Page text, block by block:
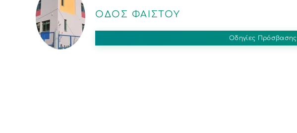
ΟΔΟΣ ΦΑΙΣΤΟΥ
Οδηγίες Πρόσβασης